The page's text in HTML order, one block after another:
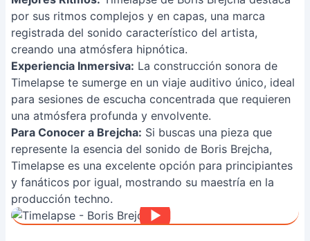
por sus ritmos complejos y en capas, una marca
registrada del sonido característico del artista,
creando una atmósfera hipnótica.
Experiencia Inmersiva: La construcción sonora de
Timelapse te sumerge en un viaje auditivo único, ideal
para sesiones de escucha concentrada que requieren
una atmósfera profunda y envolvente.
Para Conocer a Brejcha: Si buscas una pieza que
represente la esencia del sonido de Boris Brejcha,
Timelapse es una excelente opción para principiantes
y fanáticos por igual, mostrando su maestría en la
producción techno.